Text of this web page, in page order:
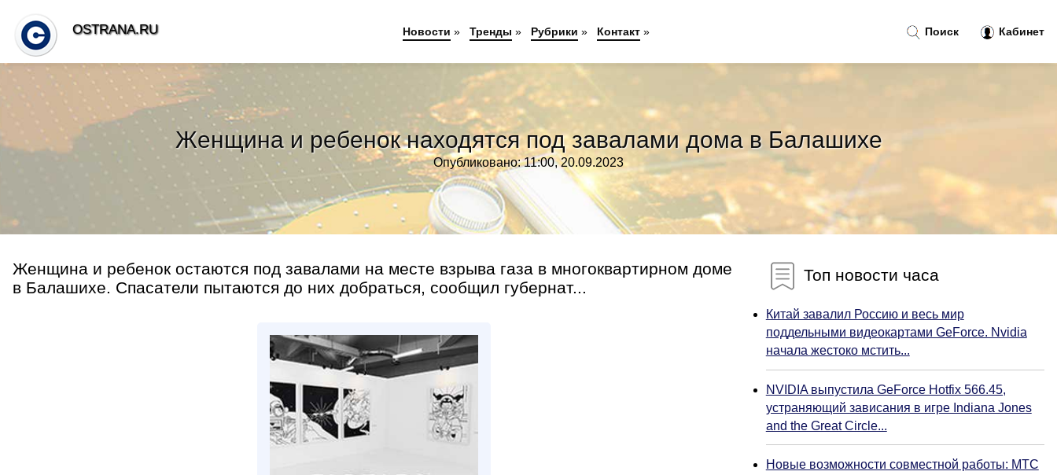
Женщина и ребенок находятся под завалами дома в Балашихе
Опубликовано: 11:00, 20.09.2023
Женщина и ребенок остаются под завалами на месте взрыва газа в многоквартирном доме
в Балашихе. Спасатели пытаются до них добраться, сообщил губернат...
Топ новости часа
Китай завалил Россию и весь мир
поддельными видеокартами GeForce. Nvidia
начала жестоко мстить...
NVIDIA выпустила GeForce Hotfix 566.45,
устраняющий зависания в игре Indiana Jones
and the Great Circle...
Новые возможности совместной работы: МТС
Поиск Кабинет
OSTRANA.RU Новости » Тренды » Рубрики » Контакт»